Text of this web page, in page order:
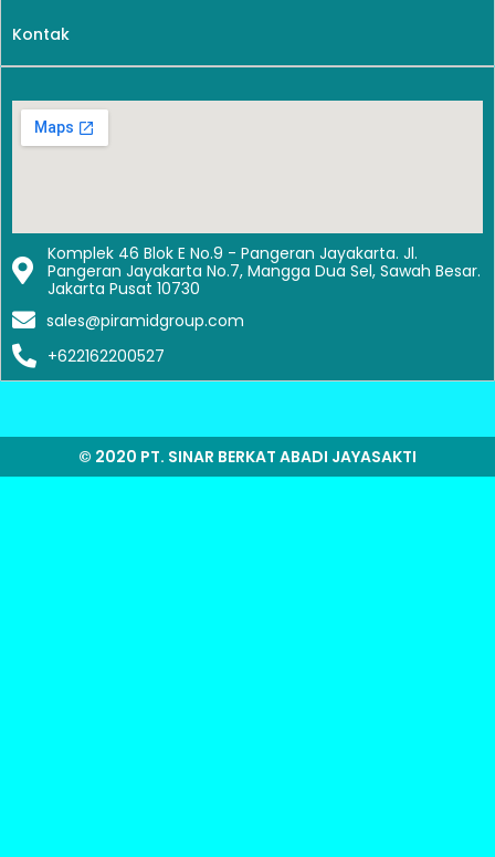
Kontak
Komplek 46 Blok E No.9 - Pangeran Jayakarta. Jl.
Pangeran Jayakarta No.7, Mangga Dua Sel, Sawah Besar.
Jakarta Pusat 10730
sales@piramidgroup.com
+622162200527
© 2020 PT. SINAR BERKAT ABADI JAYASAKTI